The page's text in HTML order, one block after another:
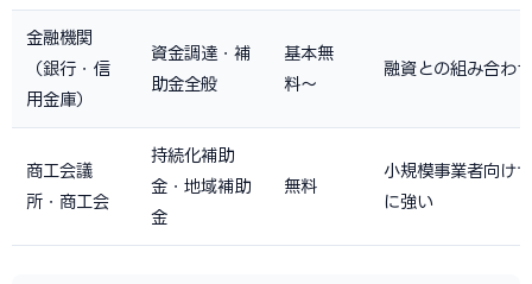
金融機関
（銀行・信
用金庫）
資金調達・補
助金全般
基本無
料〜
融資との組み合わ
商工会議
所・商工会
持続化補助
金・地域補助
金
無料
小規模事業者向け
に強い